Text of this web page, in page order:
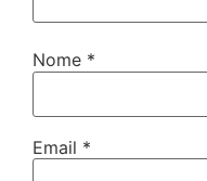
Nome *
Email *